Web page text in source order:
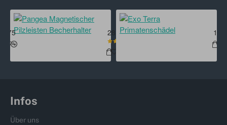
Rechtshänder
Braplast Box 1,3l
1,75
Pangea Magnetischer Pilzleisten
28,95
Infos
Über uns